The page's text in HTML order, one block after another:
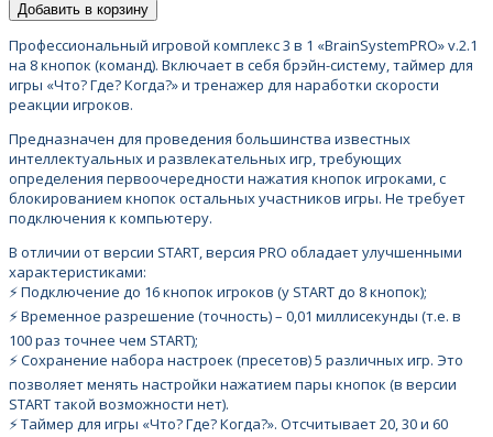
Добавить в корзину
Профессиональный игровой комплекс 3 в 1 «BrainSystemPRO» v.2.1
на 8 кнопок (команд). Включает в себя брэйн-систему, таймер для
игры «Что? Где? Когда?» и тренажер для наработки скорости
реакции игроков.
Предназначен для проведения большинства известных
интеллектуальных и развлекательных игр, требующих
определения первоочередности нажатия кнопок игроками, с
блокированием кнопок остальных участников игры. Не требует
подключения к компьютеру.
В отличии от версии START, версия PRO обладает улучшенными
характеристиками:
⚡️ Подключение до 16 кнопок игроков (у START до 8 кнопок);
⚡️ Временное разрешение (точность) – 0,01 миллисекунды (т.е. в
100 раз точнее чем START);
⚡️ Сохранение набора настроек (пресетов) 5 различных игр. Это
позволяет менять настройки нажатием пары кнопок (в версии
START такой возможности нет).
⚡️ Таймер для игры «Что? Где? Когда?». Отсчитывает 20, 30 и 60